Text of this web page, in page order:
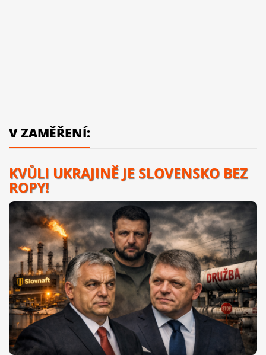
V ZAMĚŘENÍ:
KVŮLI UKRAJINĚ JE SLOVENSKO BEZ
ROPY!